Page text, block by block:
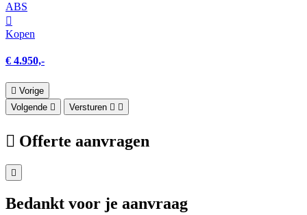
ABS
Kopen
€ 4.950,-
Vorige
Volgende
Versturen
Offerte aanvragen
Bedankt voor je aanvraag